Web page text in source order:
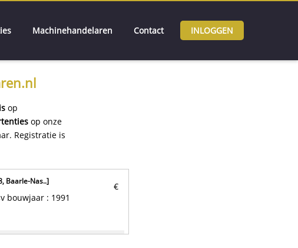
Machinehandelaren Contact INLOGGEN
op
op onze
Registratie is
Baarle-Nas..]